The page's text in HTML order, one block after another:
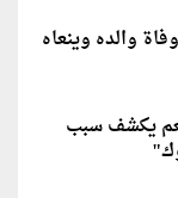
والده وينعاه
يكشف سبب